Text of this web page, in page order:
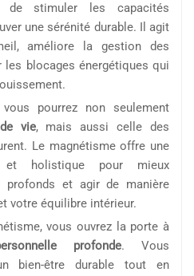
de stimuler les capacités
une sérénité durable. Il agit
améliore la gestion des
blocages énergétiques qui
pourrez non seulement
vie, mais aussi celle des
Le magnétisme offre une
et holistique pour mieux
profonds et agir de manière
votre équilibre intérieur.
vous ouvrez la porte à
profonde. Vous
bien-être durable tout en